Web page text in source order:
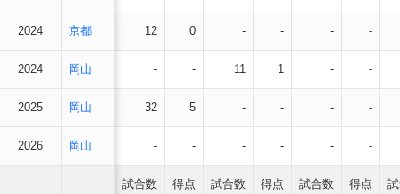
2024 京都 12 0 - - - -
2024 岡山 - - 11 1 - -
2025 岡山 32 5 - - - -
2026 岡山 - - - - - -
試合数 得点 試合数 得点 試合数 得点